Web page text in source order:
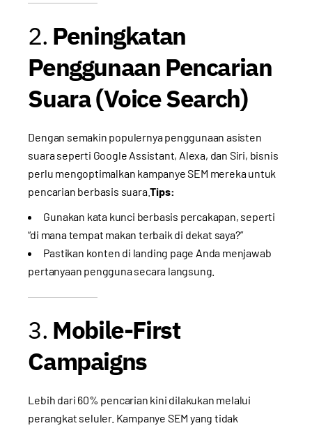
2. Peningkatan
Penggunaan Pencarian
Suara (Voice Search)
Dengan semakin populernya penggunaan asisten
suara seperti Google Assistant, Alexa, dan Siri, bisnis
perlu mengoptimalkan kampanye SEM mereka untuk
pencarian berbasis suara.Tips:
Gunakan kata kunci berbasis percakapan, seperti
“di mana tempat makan terbaik di dekat saya?”
Pastikan konten di landing page Anda menjawab
pertanyaan pengguna secara langsung.
3. Mobile-First
Campaigns
Lebih dari 60% pencarian kini dilakukan melalui
perangkat seluler. Kampanye SEM yang tidak